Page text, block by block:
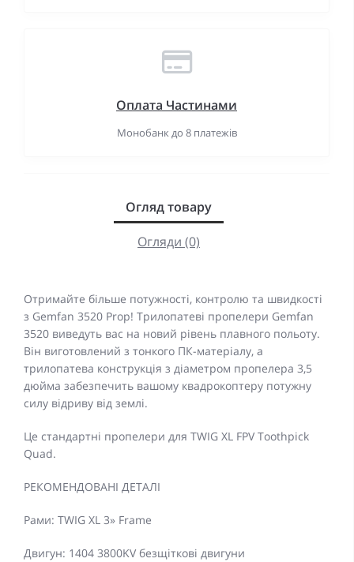
Оплата Частинами
Монобанк до 8 платежів
Огляд товару
Огляди (0)
Отримайте більше потужності, контролю та швидкості
з Gemfan 3520 Prop! Трилопатеві пропелери Gemfan
3520 виведуть вас на новий рівень плавного польоту.
Він виготовлений з тонкого ПК-матеріалу, а
трилопатева конструкція з діаметром пропелера 3,5
дюйма забезпечить вашому квадрокоптеру потужну
силу відриву від землі.
Це стандартні пропелери для TWIG XL FPV Toothpick
Quad.
РЕКОМЕНДОВАНІ ДЕТАЛІ
Рами: TWIG XL 3» Frame
Двигун: 1404 3800KV безщіткові двигуни